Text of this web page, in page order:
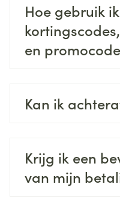
Hoe gebruik
en
Kan ik
Krijg ik een
van mijn